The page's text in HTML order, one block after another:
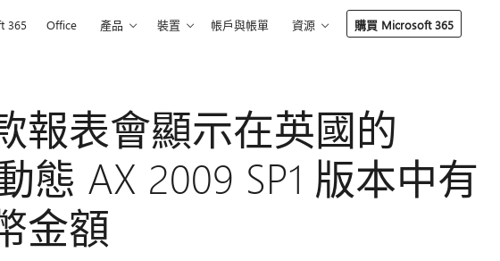
365 Office 產品 裝置 帳戶與帳單 資源 購買 Microsoft 365
報表會顯示在英國的
態 AX 2009 SP1 版本中有
金額